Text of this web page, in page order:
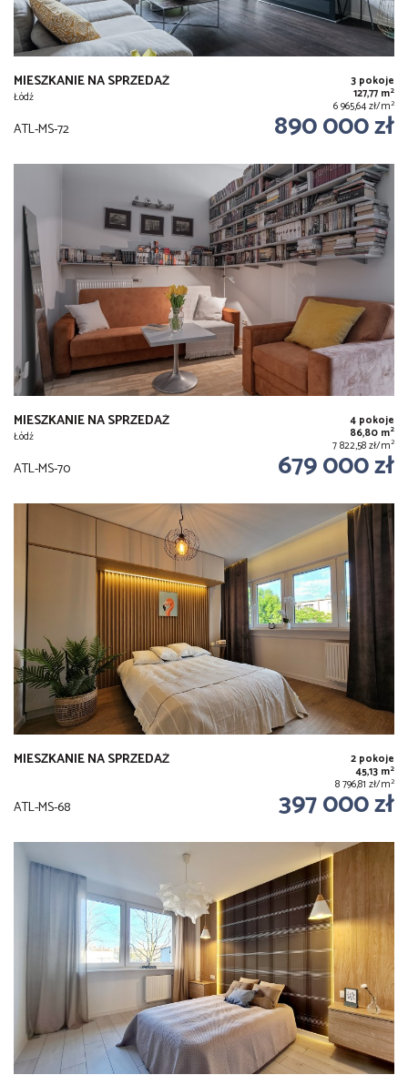
MIESZKANIE NA SPRZEDAŻ
Łódź
3 pokoje
127,77 m2
6 965,64 zł/m2
ATL-MS-72 890 000 zł
MIESZKANIE NA SPRZEDAŻ
Łódź
4 pokoje
86,80 m2
7 822,58 zł/m2
ATL-MS-70 679 000 zł
MIESZKANIE NA SPRZEDAŻ 2 pokoje
45,13 m2
8 796,81 zł/m2
ATL-MS-68 397 000 zł